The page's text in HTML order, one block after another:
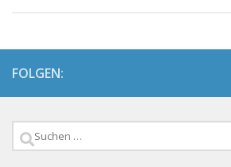
FOLGEN:
Suchen